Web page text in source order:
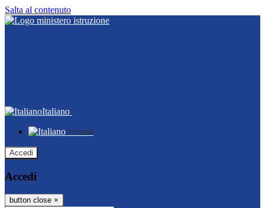
Salta al contenuto
Italiano
Italiano
Accedi
Accedi
button close ×